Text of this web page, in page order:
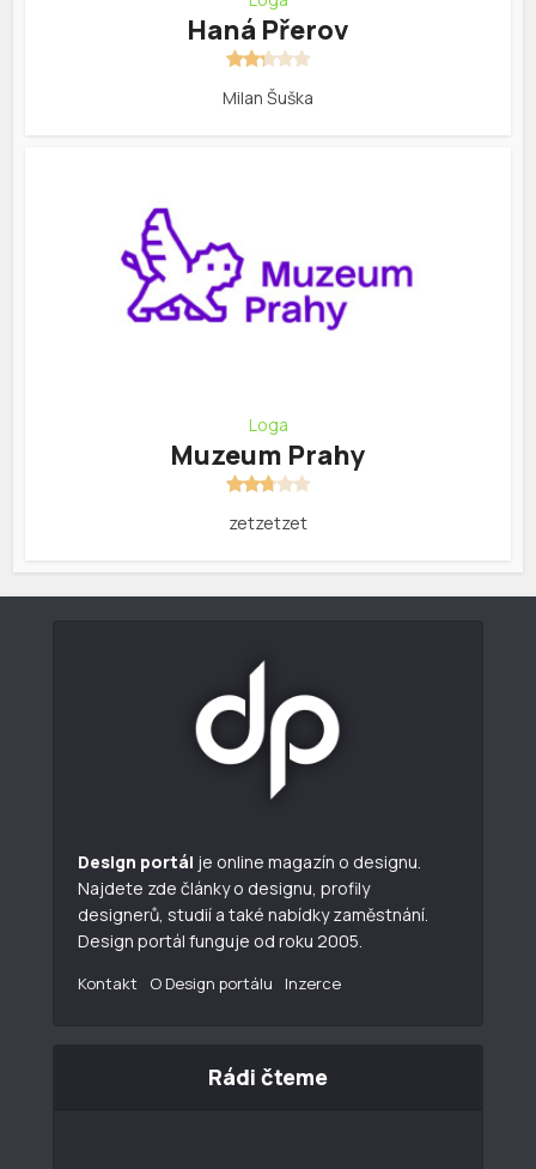
Haná Přerov
Milan Šuška
Loga
Muzeum Prahy
zetzetzet
Design portál je online magazín o designu.
Najdete zde články o designu, profily
designerů, studií a také nabídky zaměstnání.
Design portál funguje od roku 2005.
Kontakt O Design portálu Inzerce
Rádi čteme